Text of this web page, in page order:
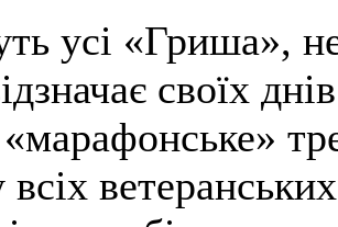
усі «Гриша»,
своїх
всіх